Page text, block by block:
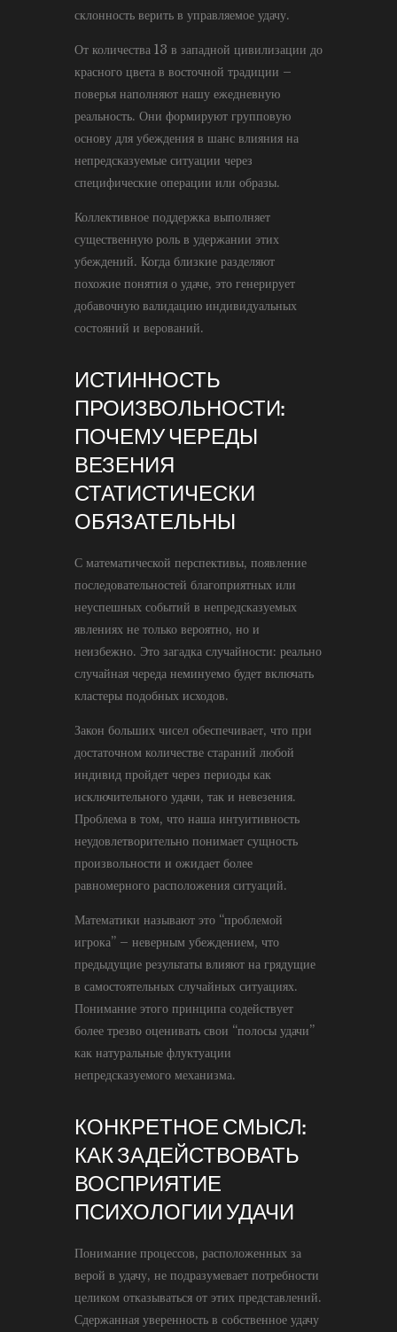
склонность верить в управляемое удачу.
От количества 13 в западной цивилизации до
красного цвета в восточной традиции –
поверья наполняют нашу ежедневную
реальность. Они формируют групповую
основу для убеждения в шанс влияния на
непредсказуемые ситуации через
специфические операции или образы.
Коллективное поддержка выполняет
существенную роль в удержании этих
убеждений. Когда близкие разделяют
похожие понятия о удаче, это генерирует
добавочную валидацию индивидуальных
состояний и верований.
ИСТИННОСТЬ
ПРОИЗВОЛЬНОСТИ:
ПОЧЕМУ ЧЕРЕДЫ
ВЕЗЕНИЯ
СТАТИСТИЧЕСКИ
ОБЯЗАТЕЛЬНЫ
С математической перспективы, появление
последовательностей благоприятных или
неуспешных событий в непредсказуемых
явлениях не только вероятно, но и
неизбежно. Это загадка случайности: реально
случайная череда неминуемо будет включать
кластеры подобных исходов.
Закон больших чисел обеспечивает, что при
достаточном количестве стараний любой
индивид пройдет через периоды как
исключительного удачи, так и невезения.
Проблема в том, что наша интуитивность
неудовлетворительно понимает сущность
произвольности и ожидает более
равномерного расположения ситуаций.
Математики называют это “проблемой
игрока” – неверным убеждением, что
предыдущие результаты влияют на грядущие
в самостоятельных случайных ситуациях.
Понимание этого принципа содействует
более трезво оценивать свои “полосы удачи”
как натуральные флуктуации
непредсказуемого механизма.
КОНКРЕТНОЕ СМЫСЛ:
КАК ЗАДЕЙСТВОВАТЬ
ВОСПРИЯТИЕ
ПСИХОЛОГИИ УДАЧИ
Понимание процессов, расположенных за
верой в удачу, не подразумевает потребности
целиком отказываться от этих представлений.
Сдержанная уверенность в собственное удачу